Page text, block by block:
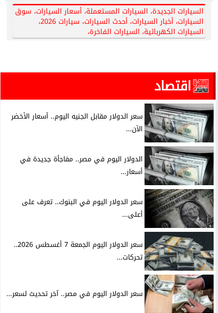
السيارات الجديدة، السيارات المستعملة، أسعار السيارات، سوق
السيارات، أخبار السيارات، أحدث السيارات، سيارات 2026،
السيارات الكهربائية، السيارات الفاخرة،
اقتصاد
سعر الدولار مقابل الجنيه اليوم.. أسعار الأخضر
الآن...
الدولار اليوم في مصر.. مفاجأة جديدة في
أسعار...
سعر الدولار اليوم في البنوك.. تعرف على
أعلى...
سعر الدولار اليوم الجمعة 7 أغسطس 2026..
تحركات...
سعر الدولار اليوم في مصر.. آخر تحديث لسعر...